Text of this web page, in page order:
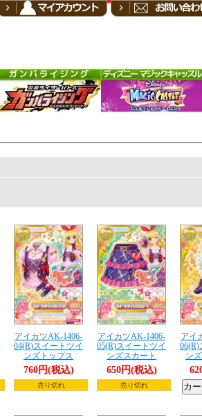
アイカツAK-1406-
04(R)スイートツイ
ンズトップス
760円(税込)
売り切れ
アイカツAK-1406-
05(R)スイートツイ
ンズスカート
650円(税込)
売り切れ
アイ
06(R)
ン